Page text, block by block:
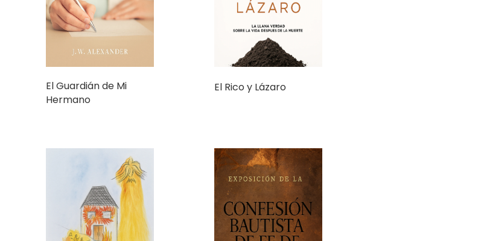
El Guardián de Mi
Hermano
El Rico y Lázaro